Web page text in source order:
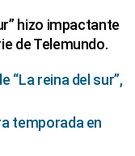
hizo impactante
de Telemundo.
“La reina del sur”,
temporada en